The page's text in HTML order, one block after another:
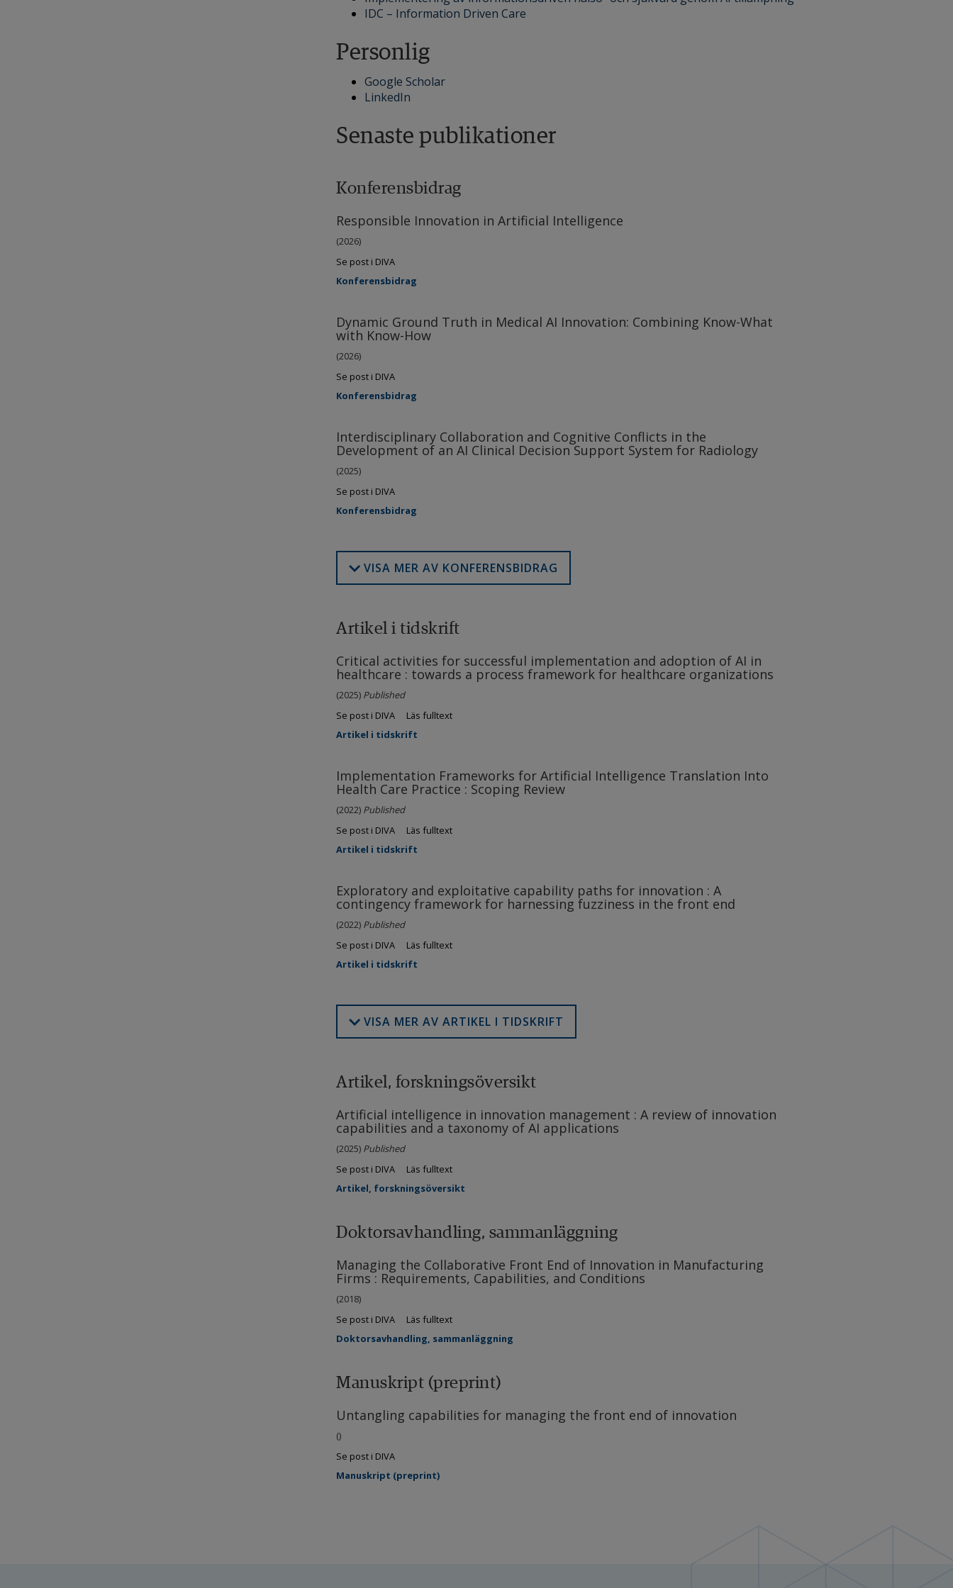
IDC – Information Driven Care
Personlig
Google Scholar
LinkedIn
Senaste publikationer
Konferensbidrag
Responsible Innovation in Artificial Intelligence
(2026)
Se post i DIVA
Konferensbidrag
Dynamic Ground Truth in Medical AI Innovation: Combining Know-What
with Know-How
(2026)
Se post i DIVA
Konferensbidrag
Interdisciplinary Collaboration and Cognitive Conflicts in the
Development of an AI Clinical Decision Support System for Radiology
(2025)
Se post i DIVA
Konferensbidrag
VISA MER AV KONFERENSBIDRAG
Artikel i tidskrift
Critical activities for successful implementation and adoption of AI in
healthcare : towards a process framework for healthcare organizations
(2025) Published
Se post i DIVA
Läs fulltext
Artikel i tidskrift
Implementation Frameworks for Artificial Intelligence Translation Into
Health Care Practice : Scoping Review
(2022) Published
Se post i DIVA
Läs fulltext
Artikel i tidskrift
Exploratory and exploitative capability paths for innovation : A
contingency framework for harnessing fuzziness in the front end
(2022) Published
Se post i DIVA
Läs fulltext
Artikel i tidskrift
VISA MER AV ARTIKEL I TIDSKRIFT
Artikel, forskningsöversikt
Artificial intelligence in innovation management : A review of innovation
capabilities and a taxonomy of AI applications
(2025) Published
Se post i DIVA
Läs fulltext
Artikel, forskningsöversikt
Doktorsavhandling, sammanläggning
Managing the Collaborative Front End of Innovation in Manufacturing
Firms : Requirements, Capabilities, and Conditions
(2018)
Se post i DIVA
Läs fulltext
Doktorsavhandling, sammanläggning
Manuskript (preprint)
Untangling capabilities for managing the front end of innovation
()
Se post i DIVA
Manuskript (preprint)